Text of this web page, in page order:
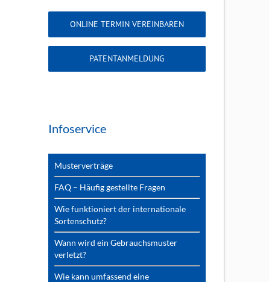
ONLINE TERMIN VEREINBAREN
PATENTANMELDUNG
Infoservice
Musterverträge
FAQ – Häufig gestellte Fragen
Wie funktioniert der internationale
Sortenschutz?
Wann wird ein Gebrauchsmuster
verletzt?
Wie kann umfassend eine